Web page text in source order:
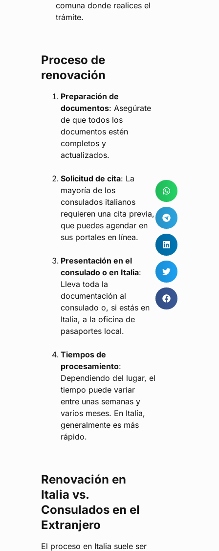
comuna donde realices el
trámite.
Proceso de
renovación
Preparación de
documentos: Asegúrate
de que todos los
documentos estén
completos y
actualizados.
Solicitud de cita: La
mayoría de los
consulados italianos
requieren una cita previa,
que puedes agendar en
sus portales en línea.
Presentación en el
consulado o en Italia:
Lleva toda la
documentación al
consulado o, si estás en
Italia, a la oficina de
pasaportes local.
Tiempos de
procesamiento:
Dependiendo del lugar, el
tiempo puede variar
entre unas semanas y
varios meses. En Italia,
generalmente es más
rápido.
Renovación en
Italia vs.
Consulados en el
Extranjero
El proceso en Italia suele ser